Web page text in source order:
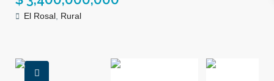
El Rosal Rural